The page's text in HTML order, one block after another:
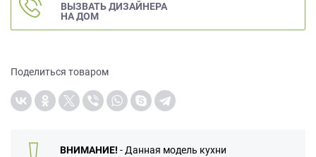
ВЫЗВАТЬ ДИЗАЙНЕРА
НА ДОМ
Поделиться товаром
ВНИМАНИЕ! - Данная модель кухни